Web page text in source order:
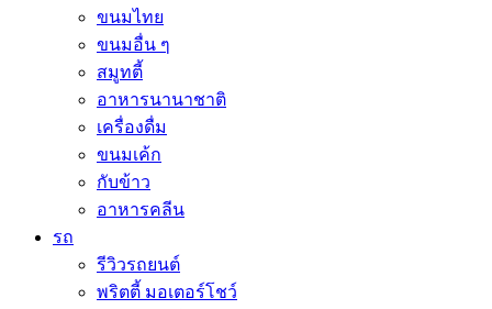
ขนมไทย
ขนมอื่น ๆ
สมูทตี้
อาหารนานาชาติ
เครื่องดื่ม
ขนมเค้ก
กับข้าว
อาหารคลีน
รถ
รีวิวรถยนต์
พริตตี้ มอเตอร์โชว์